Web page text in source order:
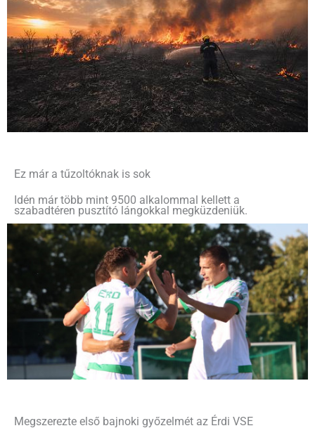
Ez már a tűzoltóknak is sok
Idén már több mint 9500 alkalommal kellett a
szabadtéren pusztító lángokkal megküzdeniük.
Megszerezte első bajnoki győzelmét az Érdi VSE